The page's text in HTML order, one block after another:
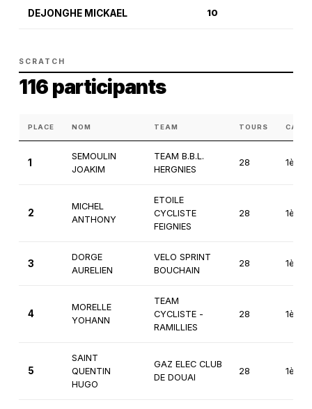
DEJONGHE MICKAEL 10
SCRATCH
116 participants
PLACE NOM TEAM TOURS
1
SEMOULIN
JOAKIM
TEAM B.B.L.
HERGNIES
28 1ère
2
MICHEL
ANTHONY
ETOILE
CYCLISTE
FEIGNIES
28 1ère
3
DORGE
AURELIEN
VELO SPRINT
BOUCHAIN
28 1ère
4
MORELLE
YOHANN
TEAM
CYCLISTE -
RAMILLIES
28 1ère
5
SAINT
QUENTIN
HUGO
GAZ ELEC CLUB
DE DOUAI
28 1ère